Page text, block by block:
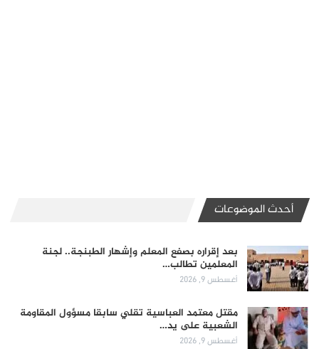
أحدث الموضوعات
بعد إقراره بصفع المعلم وإشهار الطبنجة.. لجنة
المعلمين تطالب…
أغسطس 9, 2026
مقتل معتمد العباسية تقلي سابقا مسؤول المقاومة
الشعبية على يد…
أغسطس 9, 2026